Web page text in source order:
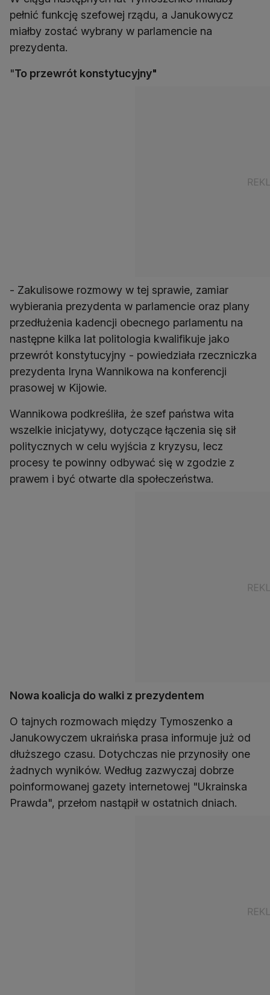
pełnić funkcję szefowej rządu, a Janukowycz
miałby zostać wybrany w parlamencie na
prezydenta.
"To przewrót konstytucyjny"
- Zakulisowe rozmowy w tej sprawie, zamiar
wybierania prezydenta w parlamencie oraz plany
przedłużenia kadencji obecnego parlamentu na
następne kilka lat politologia kwalifikuje jako
przewrót konstytucyjny - powiedziała rzeczniczka
prezydenta Iryna Wannikowa na konferencji
prasowej w Kijowie.
Wannikowa podkreśliła, że szef państwa wita
wszelkie inicjatywy, dotyczące łączenia się sił
politycznych w celu wyjścia z kryzysu, lecz
procesy te powinny odbywać się w zgodzie z
prawem i być otwarte dla społeczeństwa.
Nowa koalicja do walki z prezydentem
O tajnych rozmowach między Tymoszenko a
Janukowyczem ukraińska prasa informuje już od
dłuższego czasu. Dotychczas nie przynosiły one
żadnych wyników. Według zazwyczaj dobrze
poinformowanej gazety internetowej "Ukrainska
Prawda", przełom nastąpił w ostatnich dniach.